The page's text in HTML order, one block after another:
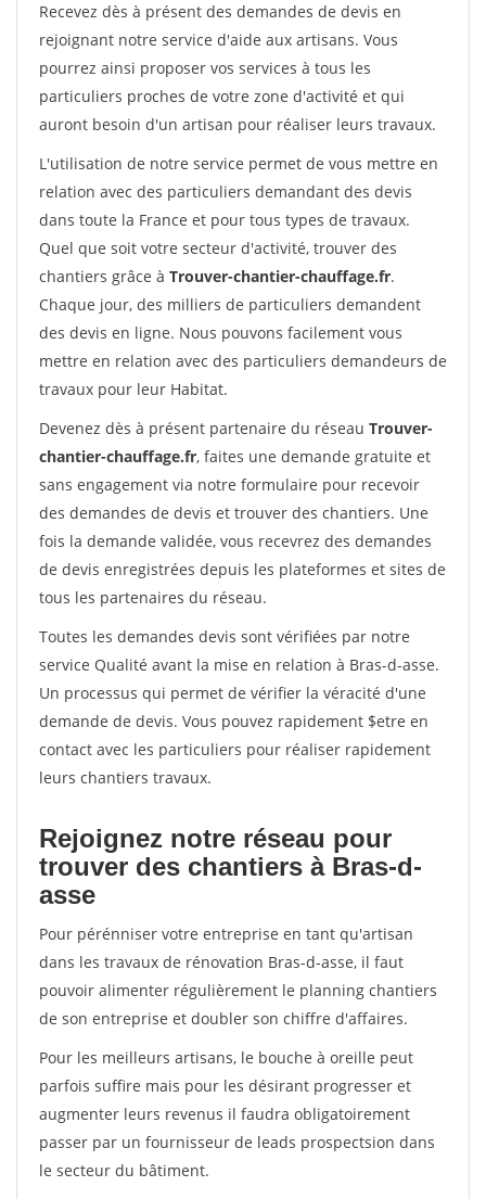
Recevez dès à présent des demandes de devis en
rejoignant notre service d'aide aux artisans. Vous
pourrez ainsi proposer vos services à tous les
particuliers proches de votre zone d'activité et qui
auront besoin d'un artisan pour réaliser leurs travaux.
L'utilisation de notre service permet de vous mettre en
relation avec des particuliers demandant des devis
dans toute la France et pour tous types de travaux.
Quel que soit votre secteur d'activité, trouver des
chantiers grâce à Trouver-chantier-chauffage.fr.
Chaque jour, des milliers de particuliers demandent
des devis en ligne. Nous pouvons facilement vous
mettre en relation avec des particuliers demandeurs de
travaux pour leur Habitat.
Devenez dès à présent partenaire du réseau Trouver-
chantier-chauffage.fr, faites une demande gratuite et
sans engagement via notre formulaire pour recevoir
des demandes de devis et trouver des chantiers. Une
fois la demande validée, vous recevrez des demandes
de devis enregistrées depuis les plateformes et sites de
tous les partenaires du réseau.
Toutes les demandes devis sont vérifiées par notre
service Qualité avant la mise en relation à Bras-d-asse.
Un processus qui permet de vérifier la véracité d'une
demande de devis. Vous pouvez rapidement $etre en
contact avec les particuliers pour réaliser rapidement
leurs chantiers travaux.
Rejoignez notre réseau pour
trouver des chantiers à Bras-d-
asse
Pour pérénniser votre entreprise en tant qu'artisan
dans les travaux de rénovation Bras-d-asse, il faut
pouvoir alimenter régulièrement le planning chantiers
de son entreprise et doubler son chiffre d'affaires.
Pour les meilleurs artisans, le bouche à oreille peut
parfois suffire mais pour les désirant progresser et
augmenter leurs revenus il faudra obligatoirement
passer par un fournisseur de leads prospectsion dans
le secteur du bâtiment.